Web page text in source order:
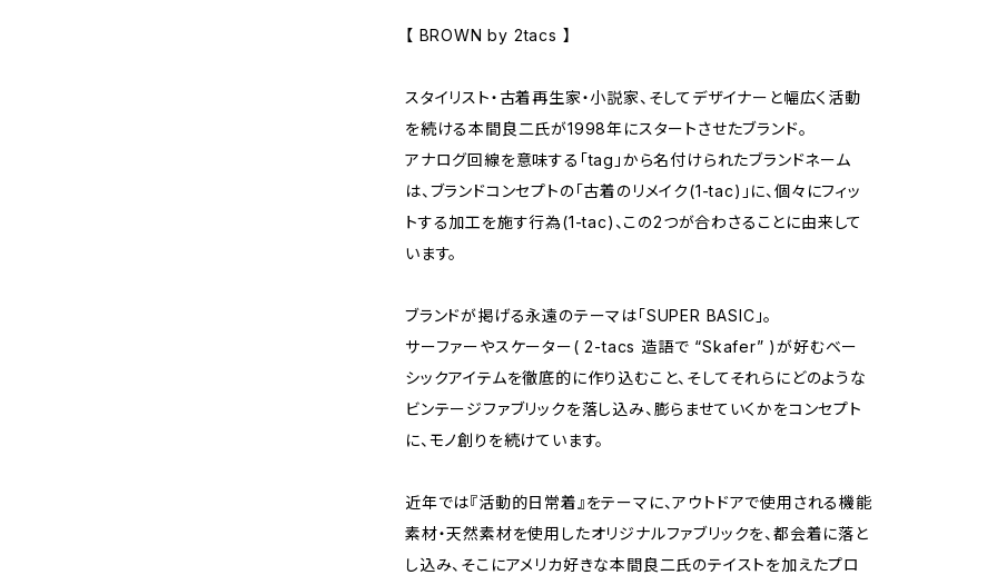
【 BROWN by 2tacs 】
スタイリスト・古着再生家・小説家、そしてデザイナーと幅広く活動
を続ける本間良二氏が1998年にスタートさせたブランド。
アナログ回線を意味する「tag」から名付けられたブランドネーム
は、ブランドコンセプトの「古着のリメイク(1-tac)」に、個々にフィッ
トする加工を施す行為(1-tac)、この2つが合わさることに由来して
います。
ブランドが掲げる永遠のテーマは「SUPER BASIC」。
サーファーやスケーター( 2-tacs 造語で “Skafer” )が好むベー
シックアイテムを徹底的に作り込むこと、そしてそれらにどのような
ビンテージファブリックを落し込み、膨らませていくかをコンセプト
に、モノ創りを続けています。
近年では『活動的日常着』をテーマに、アウトドアで使用される機能
素材・天然素材を使用したオリジナルファブリックを、都会着に落と
し込み、そこにアメリカ好きな本間良二氏のテイストを加えたプロ